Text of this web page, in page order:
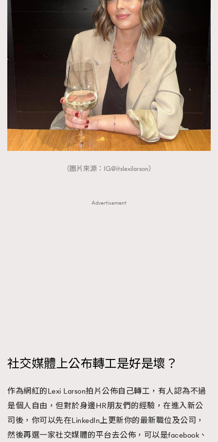
（圖片來源：IG@itslexilarson）
Advertisement
社交媒體上公布轉工是好是壞？
作為網紅的Lexi Larson拍片公佈自己轉工，有人認為不過
是個人自由，但對於身邊HR朋友們的經驗，在進入新公
司後，你可以先在LinkedIn上更新你的最新職位及公司，
然後再選一家社交媒體的平台去公佈，可以是facebook、